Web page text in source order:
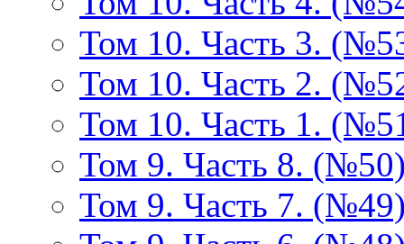
Том 10. Часть 3.
Том 10. Часть 2.
Том 10. Часть 1.
Том 9. Часть 8.
Том 9. Часть 7.